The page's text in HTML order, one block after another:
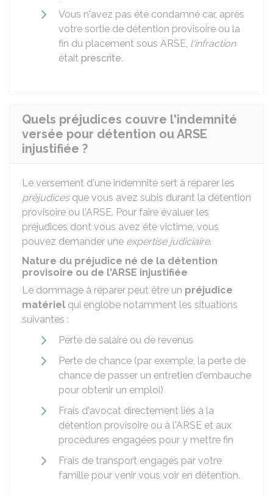
Vous n'avez pas été condamné car, après
votre sortie de détention provisoire ou la
fin du placement sous ARSE, l'infraction
était prescrite.
Quels préjudices couvre l'indemnité
versée pour détention ou ARSE
injustifiée ?
Le versement d'une indemnité sert à réparer les
préjudicesque vous avez subis durant la détention
provisoire ou l'ARSE. Pour faire évaluer les
préjudices dont vous avez été victime, vous
pouvez demander une expertise judiciaire.
Nature du préjudice né de la détention
provisoire ou de l'ARSE injustifiée
Le dommage à réparer peut être un préjudice
matériel qui englobe notamment les situations
suivantes :
Perte de salaire ou de revenus
Perte de chance (par exemple, la perte de
chance de passer un entretien d'embauche
pour obtenir un emploi)
Frais d'avocat directement liés à la
détention provisoire ou à l'ARSE et aux
procédures engagées pour y mettre fin
Frais de transport engagés par votre
famille pour venir vous voir en détention.